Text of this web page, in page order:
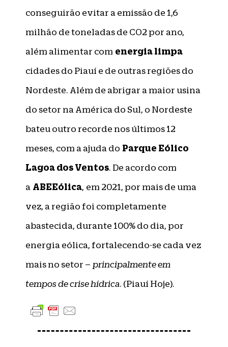
conseguirão evitar a emissão de 1,6
milhão de toneladas de CO2 por ano,
além alimentar com energia limpa
cidades do Piauí e de outras regiões do
Nordeste. Além de abrigar a maior usina
do setor na América do Sul, o Nordeste
bateu outro recorde nos últimos 12
meses, com a ajuda do Parque Eólico
Lagoa dos Ventos. De acordo com
a ABEEólica, em 2021, por mais de uma
vez, a região foi completamente
abastecida, durante 100% do dia, por
energia eólica, fortalecendo-se cada vez
mais no setor – principalmente em
tempos de crise hídrica. (Piauí Hoje).